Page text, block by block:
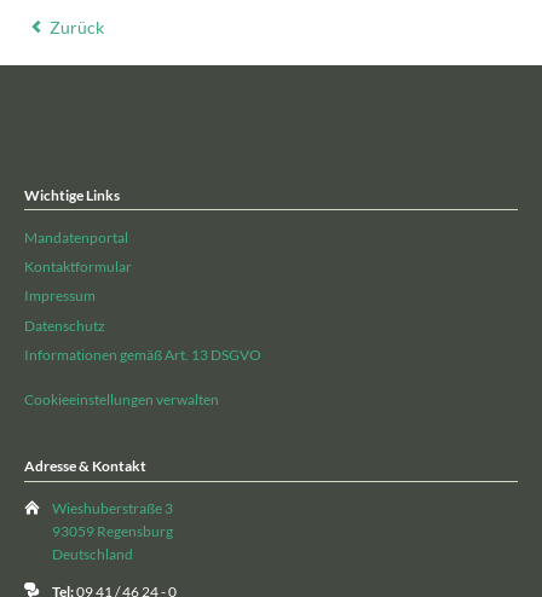
Zurück
Wichtige Links
Mandatenportal
Kontaktformular
Impressum
Datenschutz
Informationen gemäß Art. 13 DSGVO
Cookieeinstellungen verwalten
Adresse & Kontakt
Wieshuberstraße 3
93059 Regensburg
Deutschland
Tel:09 41 / 46 24 - 0